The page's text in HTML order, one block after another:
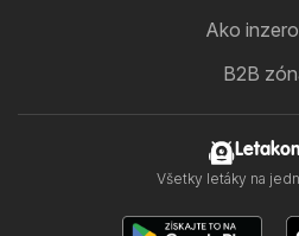
Ako
B2B
Všetky letáky na